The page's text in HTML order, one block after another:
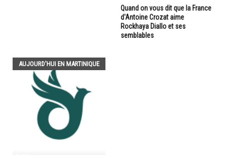
Quand on vous dit que la France
d'Antoine Crozat aime
Rockhaya Diallo et ses
semblables
AUJOURD'HUI EN MARTINIQUE